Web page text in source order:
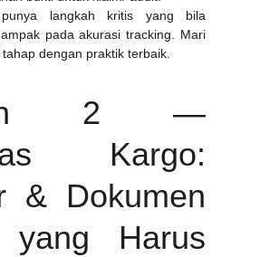
langkah kritis yang bila
pada akurasi tracking. Mari
dengan praktik terbaik.
2 —
Kargo:
& Dokumen
yang Harus